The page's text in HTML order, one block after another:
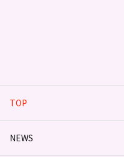
TOP
NEWS